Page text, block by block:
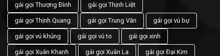
gái gọi Thượng Đình gái gọi Thịnh Liệt
gái gọi Thịnh Quang gái gọi Trung Văn gái gọi vú bự
gái gọi vú khủng gái gọi vú to gái gọi xinh
gái gọi Xuân Khanh gái gọi Xuân La gái gọi Đại Kim